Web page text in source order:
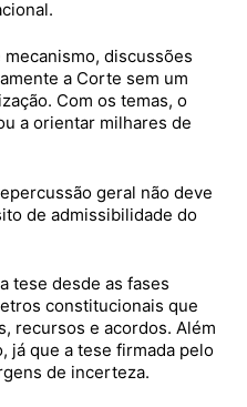
discussões
a Corte sem um
Com os temas, o
a orientar milhares de
geral não deve
de admissibilidade do
tese desde as fases
constitucionais que
recursos e acordos. Além
já que a tese firmada pelo
de incerteza.